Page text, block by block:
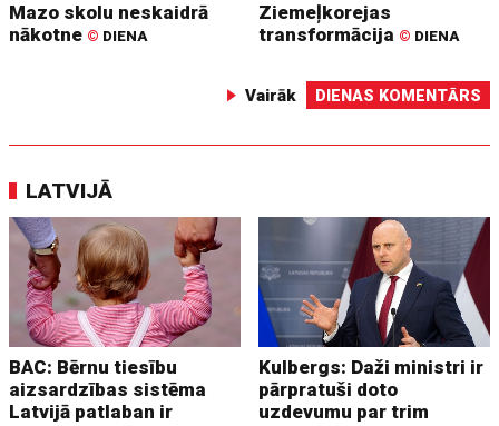
Mazo skolu neskaidrā
nākotne © DIENA
Ziemeļkorejas
transformācija © DIENA
Vairāk DIENAS KOMENTĀRS
LATVIJĀ
BAC: Bērnu tiesību
aizsardzības sistēma
Latvijā patlaban ir
Kulbergs: Daži ministri ir
pārpratuši doto
uzdevumu par trim